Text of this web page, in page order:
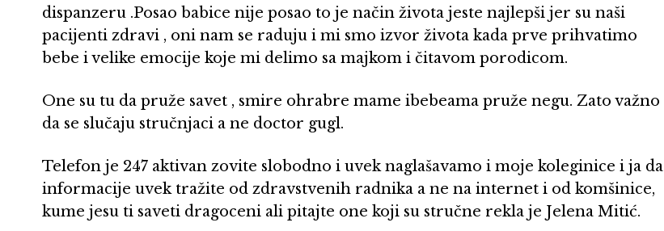
dispanzeru .Posao babice nije posao to je način života jeste najlepši jer su naši
pacijenti zdravi , oni nam se raduju i mi smo izvor života kada prve prihvatimo
bebe i velike emocije koje mi delimo sa majkom i čitavom porodicom.
One su tu da pruže savet , smire ohrabre mame ibebeama pruže negu. Zato važno
da se slučaju stručnjaci a ne doctor gugl.
Telefon je 247 aktivan zovite slobodno i uvek naglašavamo i moje koleginice i ja da
informacije uvek tražite od zdravstvenih radnika a ne na internet i od komšinice,
kume jesu ti saveti dragoceni ali pitajte one koji su stručne rekla je Jelena Mitić.